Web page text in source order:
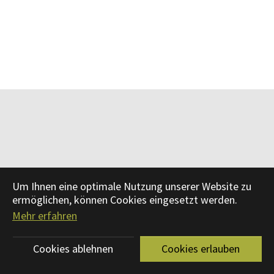
Um Ihnen eine optimale Nutzung unserer Website zu
ermöglichen, können Cookies eingesetzt werden.
Mehr erfahren
Cookies ablehnen Cookies erlauben